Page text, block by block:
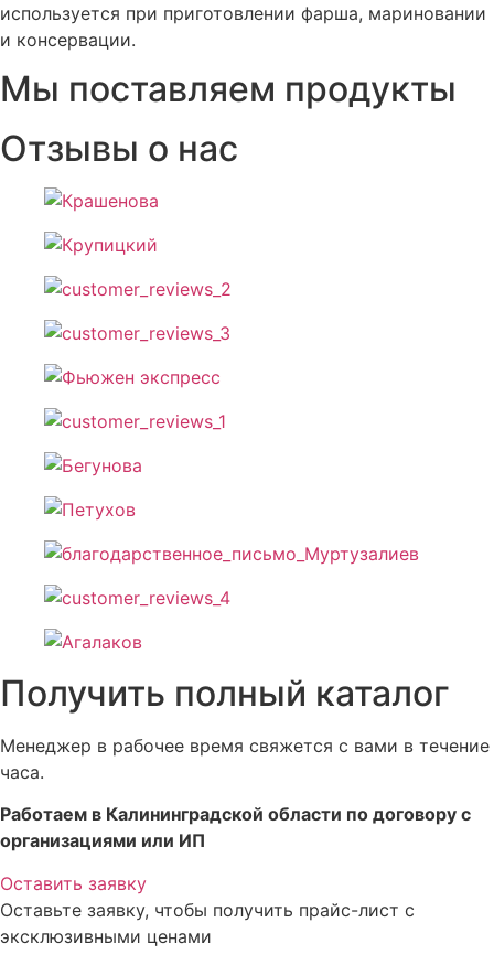
используется при приготовлении фарша, мариновании
и консервации.
Мы поставляем продукты
Отзывы о нас
Получить полный каталог
Менеджер в рабочее время свяжется с вами в течение
часа.
Работаем в Калининградской области по договору с
организациями или ИП
Оставить заявку
Оставьте заявку, чтобы получить прайс-лист с
эксклюзивными ценами